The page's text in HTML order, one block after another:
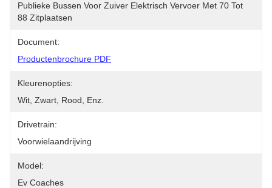
Publieke Bussen Voor Zuiver Elektrisch Vervoer Met 70 Tot
88 Zitplaatsen
Document:
Productenbrochure PDF
Kleurenopties:
Wit, Zwart, Rood, Enz.
Drivetrain:
Voorwielaandrijving
Model:
Ev Coaches